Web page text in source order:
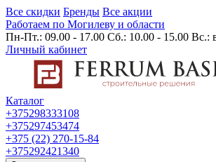
Все скидки Бренды Все акции
Работаем по Могилеву и области
Пн-Пт.: 09.00 - 17.00 Сб.: 10.00 - 15.00 Вс.:
Личный кабинет
Каталог
+375298333108
+375297453474
+375 (22) 270-15-84
+375292421340